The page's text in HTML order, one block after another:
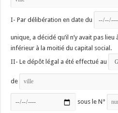
I- Par délibération en date du
unique, a décidé qu’il n’y avait pas
inférieur à la moitié du capital social.
II- Le dépôt légal a été effectué au
de
sous le N°